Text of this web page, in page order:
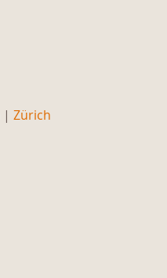
| Zürich